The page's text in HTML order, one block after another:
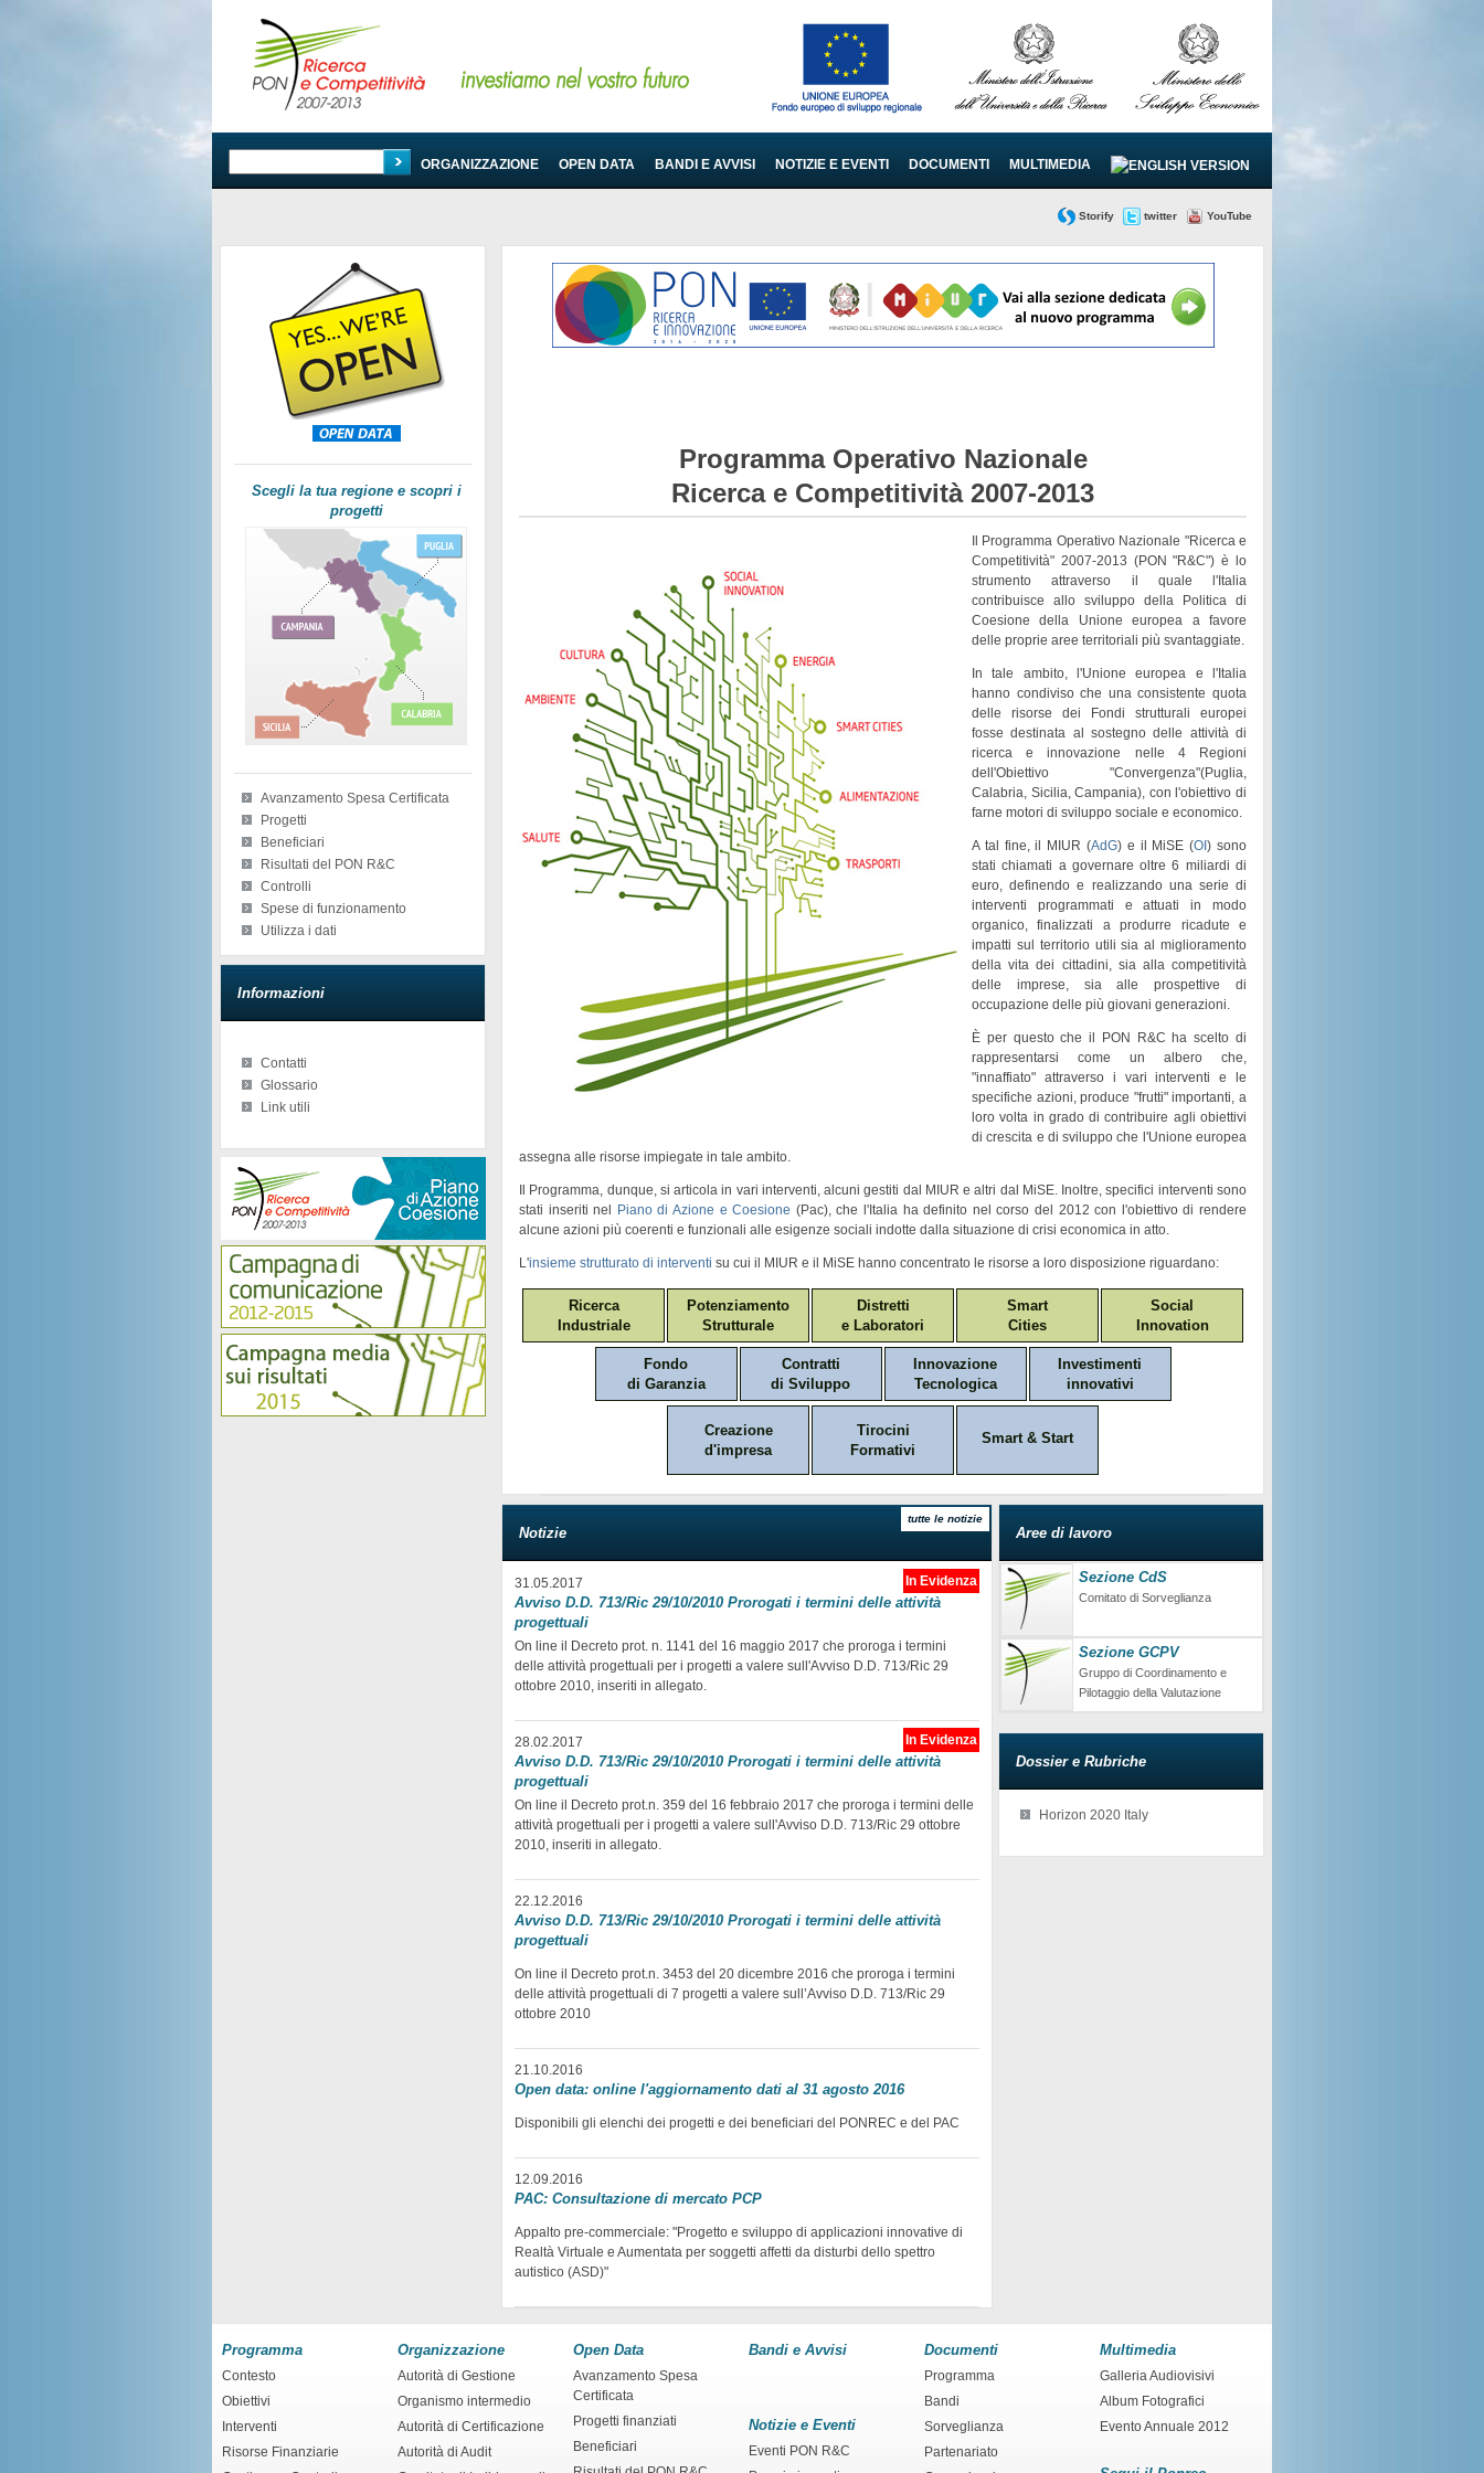
PROGRAMMA ORGANIZZAZIONE OPEN DATA BANDI E AVVISI NOTIZIE E EVENTI DOCUMENTI MULTIMEDIA
Storify twitter YouTube
Scegli la tua regione e scopri i
progetti
Avanzamento Spesa Certificata
Progetti
Beneficiari
Risultati del PON R&C
Controlli
Spese di funzionamento
Utilizza i dati
Informazioni
Contatti
Glossario
Link utili
Programma Operativo Nazionale
Ricerca e Competitività 2007-2013
Il Programma Operativo Nazionale "Ricerca e
Competitività" 2007-2013 (PON "R&C") è lo
strumento attraverso il quale l'Italia
contribuisce allo sviluppo della Politica di
Coesione della Unione europea a favore
delle proprie aree territoriali più svantaggiate.
In tale ambito, l'Unione europea e l'Italia
hanno condiviso che una consistente quota
delle risorse dei Fondi strutturali europei
fosse destinata al sostegno delle attività di
ricerca e innovazione nelle 4 Regioni
dell'Obiettivo "Convergenza"(Puglia,
Calabria, Sicilia, Campania), con l'obiettivo di
farne motori di sviluppo sociale e economico.
A tal fine, il MIUR (AdG) e il MiSE (OI) sono
stati chiamati a governareoltre 6 miliardi di
euro, definendo e realizzando una serie di
interventi programmati e attuati in modo
organico, finalizzati a produrre ricadute e
impatti sul territorio utili sia al miglioramento
della vita dei cittadini, sia alla competitività
delle imprese, sia alle prospettive di
occupazione delle più giovani generazioni.
È per questo che il PON R&C ha scelto di
rappresentarsi come un albero che,
"innaffiato" attraverso i variinterventi e le
specifiche azioni, produce "frutti" importanti, a
loro volta in grado di contribuire agli obiettivi
dicrescita e di sviluppo che l'Unione europea
assegna alle risorse impiegate in tale ambito.
Il Programma, dunque, si articola in vari interventi, alcuni gestiti dal MIUR e altri dal MiSE. Inoltre, specifici interventi sono
stati inseriti nel Piano di Azione e Coesione (Pac), che l'Italia ha definito nel corso del 2012 con l'obiettivo di rendere
alcune azioni più coerenti e funzionali alle esigenze sociali indotte dalla situazione di crisi economica in atto.
L'insieme strutturato di interventi su cui il MIUR e il MiSE hanno concentrato le risorse a loro disposizione riguardano:
Ricerca
Industriale
Potenziamento
Strutturale
Distretti
e Laboratori
Smart
Cities
Social
Innovation
Fondo
di Garanzia
Contratti
di Sviluppo
Innovazione
Tecnologica
Investimenti
innovativi
Creazione
d'impresa
Tirocini
Formativi
Smart & Start
tutte le notizie
Notizie
In Evidenza
31.05.2017
Avviso D.D. 713/Ric 29/10/2010 Prorogati i termini delle attività
progettuali
On line il Decreto prot. n. 1141 del 16 maggio 2017 che proroga i termini
delle attività progettuali per i progetti a valere sull'Avviso D.D. 713/Ric 29
ottobre 2010, inseriti in allegato.
In Evidenza
28.02.2017
Avviso D.D. 713/Ric 29/10/2010 Prorogati i termini delle attività
progettuali
On line il Decreto prot.n. 359 del 16 febbraio 2017 che proroga i termini delle
attività progettuali per i progetti a valere sull'Avviso D.D. 713/Ric 29 ottobre
2010, inseriti in allegato.
22.12.2016
Avviso D.D. 713/Ric 29/10/2010 Prorogati i termini delle attività
progettuali
On line il Decreto prot.n. 3453 del 20 dicembre 2016 che proroga i termini
delle attività progettuali di 7 progetti a valere sull’Avviso D.D. 713/Ric 29
ottobre 2010
21.10.2016
Open data: online l'aggiornamento dati al 31 agosto 2016
Disponibili gli elenchi dei progetti e dei beneficiari del PONREC e del PAC
12.09.2016
PAC: Consultazione di mercato PCP
Appalto pre-commerciale: "Progetto e sviluppo di applicazioni innovative di
Realtà Virtuale e Aumentata per soggetti affetti da disturbi dello spettro
autistico (ASD)"
Aree di lavoro
Sezione CdS
Comitato di Sorveglianza
Sezione GCPV
Gruppo di Coordinamento e
Pilotaggio della Valutazione
Dossier e Rubriche
Horizon 2020 Italy
Programma
Contesto
Obiettivi
Interventi
Risorse Finanziarie
Organizzazione
Autorità di Gestione
Organismo intermedio
Autorità di Certificazione
Autorità di Audit
Open Data
Avanzamento Spesa
Certificata
Progetti finanziati
Beneficiari
Bandi e Avvisi
Notizie e Eventi
Eventi PON R&C
Documenti
Programma
Bandi
Sorveglianza
Partenariato
Multimedia
Galleria Audiovisivi
Album Fotografici
Evento Annuale 2012